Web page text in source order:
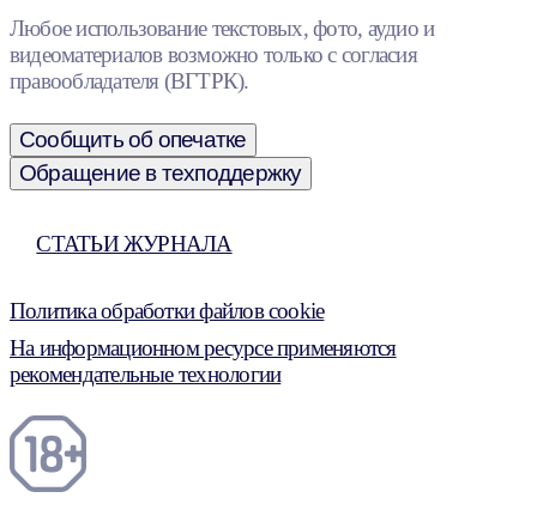
Любое использование текстовых, фото, аудио и
видеоматериалов возможно только с согласия
правообладателя (ВГТРК).
Сообщить об опечатке
Обращение в техподдержку
СТАТЬИ ЖУРНАЛА
Политика обработки файлов cookie
На информационном ресурсе применяются
рекомендательные технологии